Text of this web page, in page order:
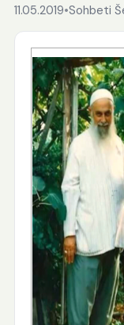
11.05.2019•Sohbeti